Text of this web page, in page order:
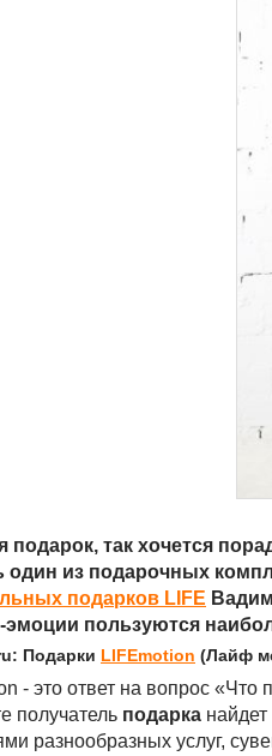
подарок, так хочется
один из подарочных
подарков LIFE
эмоции пользуются
Подарки LIFEmotion (Лайф
- это ответ на вопрос «Что
получатель подарка найдет
разнообразных услуг,